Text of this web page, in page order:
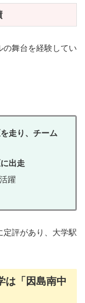
の舞台を経験してい
走り、チーム
出走
躍
定評があり、大学駅
は「因島南中